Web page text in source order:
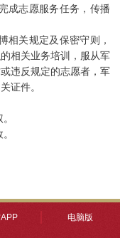
成志愿服务任务，传播
相关规定及保密守则，
相关业务培训，服从军
违反规定的志愿者，军
证件。
电脑版